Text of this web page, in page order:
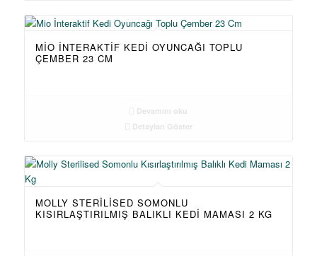
MIO İNTERAKTIF KEDI OYUNCAĞI TOPLU
ÇEMBER 23 CM
Devamını oku
Detayları Göster
MOLLY STERILISED SOMONLU
KISIRLAŞTIRILMIŞ BALIKLI KEDI MAMASI 2 KG